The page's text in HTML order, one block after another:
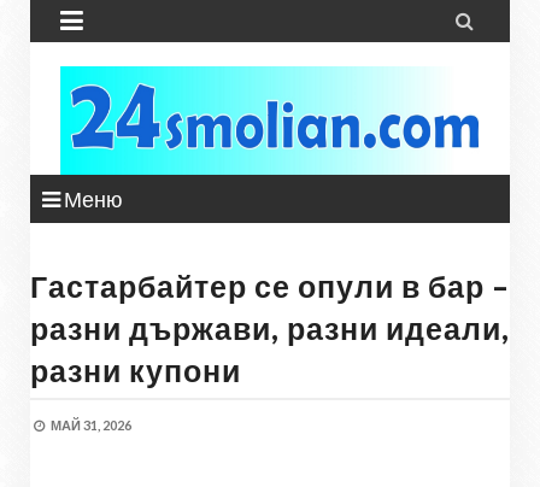
 
Меню
Гастарбайтер се опули в бар –
разни държави, разни идеали,
разни купони
МАЙ 31, 2026